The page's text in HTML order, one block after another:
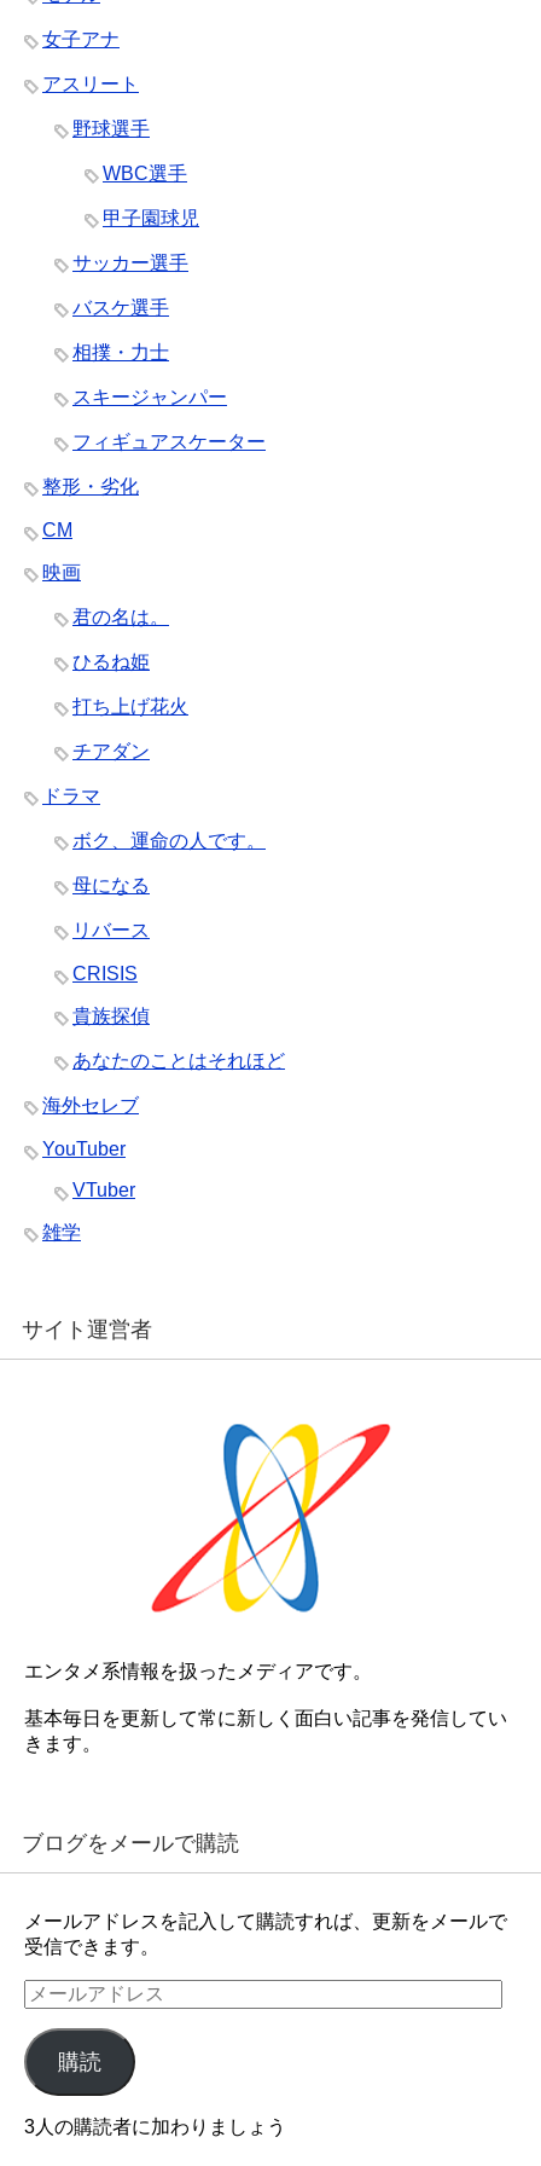
女子アナ
アスリート
野球選手
WBC選手
甲子園球児
サッカー選手
バスケ選手
相撲・力士
スキージャンパー
フィギュアスケーター
整形・劣化
CM
映画
君の名は。
ひるね姫
打ち上げ花火
チアダン
ドラマ
ボク、運命の人です。
母になる
リバース
CRISIS
貴族探偵
あなたのことはそれほど
海外セレブ
YouTuber
VTuber
雑学
サイト運営者
エンタメ系情報を扱ったメディアです。
基本毎日を更新して常に新しく面白い記事を発信してい
きます。
ブログをメールで購読
メールアドレスを記入して購読すれば、更新をメールで
受信できます。
メ
ー
ル
ア
ド
レ
ス
購読
3人の購読者に加わりましょう